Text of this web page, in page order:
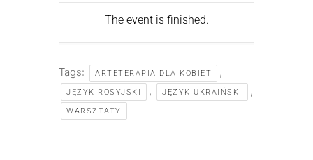
The event is finished.
Tags: ARTETERAPIA DLA KOBIET ,
JĘZYK ROSYJSKI , JĘZYK UKRAIŃSKI ,
WARSZTATY